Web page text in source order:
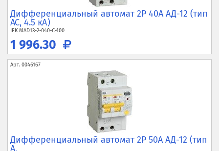
Дифференциальный автомат 2P 40А АД-12 (тип
AC, 4.5 кА)
IEKMAD13-2-040-C-100
1 996.30
Арт. 0046167
Дифференциальный автомат 2P 50А АД-12 (тип
A,